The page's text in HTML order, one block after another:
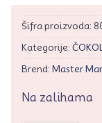
Šifra proizvoda:
Kategorije:
Brend: Master
Na zalihama